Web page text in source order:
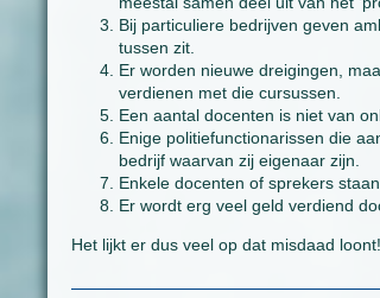
Bij particuliere bedrijven geven
tussen zit.
Er worden nieuwe dreigingen,
verdienen met die cursussen.
Een aantal docenten is niet van
Enige politiefunctionarissen die
bedrijf waarvan zij eigenaar zijn.
Enkele docenten of sprekers
Er wordt erg veel geld verdiend
Het lijkt er dus veel op dat misdaad